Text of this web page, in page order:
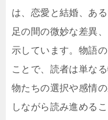
は、恋愛と結婚、あ
足の間の微妙な差異
示しています。物語
ことで、読者は単な
物たちの選択や感情
しながら読み進める